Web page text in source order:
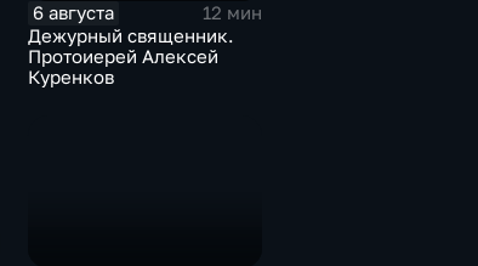
6 августа
12 мин
Дежурный священник.
Протоиерей Алексей
Куренков